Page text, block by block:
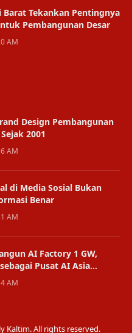
Barat Tekankan Pentingnya
Pembangunan Desar
AM
Design Pembangunan
2001
AM
di Media Sosial Bukan
Benar
AM
AI Factory 1 GW,
Pusat AI Asia
AM
Kaltim. All rights reserved.